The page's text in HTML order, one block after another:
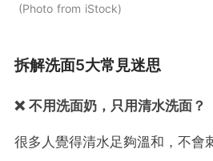
Photo from iStock
拆解洗面5大常見迷思
❌ 不用洗面奶，只用清水洗面？
很多人覺得清水足夠溫和，不會